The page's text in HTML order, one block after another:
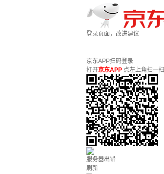
登录页面，改进建议
京东APP扫码登录
打开京东APP 点左上角扫一扫
服务器出错
刷新